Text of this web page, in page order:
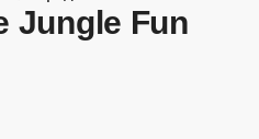
Jungle Fun